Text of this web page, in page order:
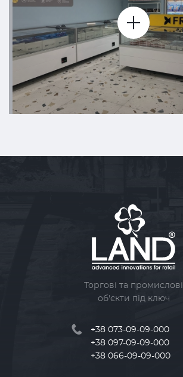
Торгові та промислові
об'єкти під ключ
+38 073-09-09-000
+38 097-09-09-000
+38 066-09-09-000